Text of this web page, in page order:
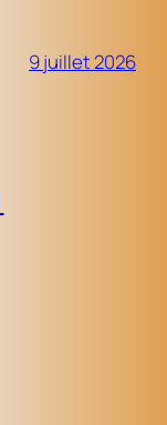
9 juillet 2026